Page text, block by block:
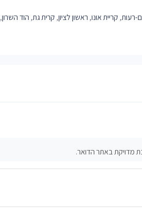
רעות, קריית אונו, ראשון לציון, קרית גת, הוד השרון,
מדויקת באתר הדואר.